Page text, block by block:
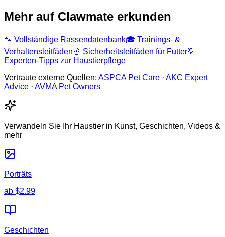
Mehr auf Clawmate erkunden
🐾 Vollständige Rassendatenbank🎓 Trainings- &
Verhaltensleitfäden🍎 Sicherheitsleitfäden für Futter💡
Experten-Tipps zur Haustierpflege
Vertraute externe Quellen: ASPCA Pet Care · AKC Expert
Advice · AVMA Pet Owners
Verwandeln Sie Ihr Haustier in Kunst, Geschichten, Videos &
mehr
Porträts
ab $2.99
Geschichten